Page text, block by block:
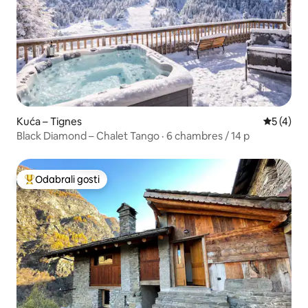
Kuća – Tignes
5 (4)
Black Diamond – Chalet Tango · 6 chambres / 14 p
Među najviše rangiranima s oznakom „Odabrali gosti”
Odabrali gosti